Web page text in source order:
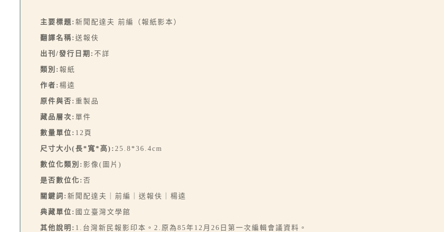
主要標題: 新聞配達夫 前編（報紙影本）
翻譯名稱: 送報伕
出刊/發行日期: 不詳
類別: 報紙
作者: 楊逵
原件與否: 重製品
藏品層次: 單件
數量單位: 12頁
尺寸大小(長*寬*高): 25.8*36.4cm
數位化類別: 影像(圖片)
是否數位化: 否
關鍵詞: 新聞配達夫｜前編｜送報伕｜楊逵
典藏單位: 國立臺灣文學館
其他說明: 1.台灣新民報影印本。2.原為85年12月26日第一次編輯會議資料。